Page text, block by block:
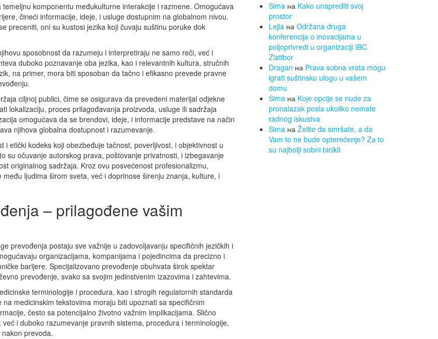
komponentu međukulturne interakcije i razmene. Omogućava
čineći informacije, ideje, i usluge dostupnim na globalnom nivou.
preceniti, oni su kustosi jezika koji čuvaju suštinu poruke dok
sposobnost da razumeju i interpretiraju ne samo reči, već i
duboko poznavanje oba jezika, kao i relevantnih kultura, stručnih
na primer, mora biti sposoban da tačno i efikasno prevede pravne
ciljnoj publici, čime se osigurava da prevedeni materijal odjekne
lokalizaciju, proces prilagođavanja proizvoda, usluge ili sadržaja
omogućava da se brendovi, ideje, i informacije predstave na način
njihova globalna dostupnost i razumevanje.
etički kodeks koji obezbeđuje tačnost, poverljivost, i objektivnost u
su očuvanje autorskog prava, poštovanje privatnosti, i izbegavanje
originalnog sadržaja. Kroz ovu posvećenost profesionalizmu,
ljudima širom sveta, već i doprinose širenju znanja, kulture, i
– prilagođene vašim
prevođenja postaju sve važnije u zadovoljavanju specifičnih jezičkih i
organizacijama, kompanijama i pojedincima da precizno i
barijere. Specijalizovano prevođenje obuhvata širok spektar
prevođenje, svako sa svojim jedinstvenim izazovima i zahtevima.
terminologije i procedura, kao i strogih regulatornih standarda
medicinskim tekstovima moraju biti upoznati sa specifičnim
često sa potencijalno životno važnim implikacijama. Slično
i duboko razumevanje pravnih sistema, procedura i terminologije,
prevoda.
Simaна Kako unaprediti svoj
prostor
Lejlaна Održana druga
konferencija o inovacijama u
poljoprivredi u organizaciji IBC
Zlatibor
Dragan на Prava sobna vrata mogu
igrati suštinsku ulogu u vašem
domu
Simaна Koje opcije se nude za
pronalazak posla ukoliko nemate
radnog iskustva
Simaна Želite da smršate, a da
Vam to ne bude opterećenje? Za to
su najbolji sobni bicikli